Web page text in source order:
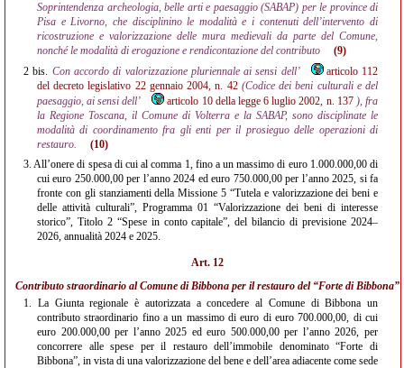
Soprintendenza archeologia, belle arti e paesaggio (SABAP) per le province di
Pisa e Livorno, che disciplinino le modalità e i contenuti dell’intervento di
ricostruzione e valorizzazione delle mura medievali da parte del Comune,
nonché le modalità di erogazione e rendicontazione del contributo
(9)
2 bis. Con accordo di valorizzazione pluriennale ai sensi dell’
articolo 112
del decreto legislativo 22 gennaio 2004, n. 42 (Codice dei beni culturali e del
paesaggio, ai sensi dell’
articolo 10 della legge 6 luglio 2002, n. 137 ), fra
la Regione Toscana, il Comune di Volterra e la SABAP, sono disciplinate le
modalità di coordinamento fra gli enti per il prosieguo delle operazioni di
restauro.
(10)
3. All’onere di spesa di cui al comma 1, fino a un massimo di euro 1.000.000,00 di
cui euro 250.000,00 per l’anno 2024 ed euro 750.000,00 per l’anno 2025, si fa
fronte con gli stanziamenti della Missione 5 “Tutela e valorizzazione dei beni e
delle attività culturali”, Programma 01 “Valorizzazione dei beni di interesse
storico”, Titolo 2 “Spese in conto capitale”, del bilancio di previsione 2024–
2026, annualità 2024 e 2025.
Art. 12
Contributo straordinario al Comune di Bibbona per il restauro del “Forte di Bibbona”
1. La Giunta regionale è autorizzata a concedere al Comune di Bibbona un
contributo straordinario fino a un massimo di euro di euro 700.000,00, di cui
euro 200.000,00 per l’anno 2025 ed euro 500.000,00 per l’anno 2026, per
concorrere alle spese per il restauro dell’immobile denominato “Forte di
Bibbona”, in vista di una valorizzazione del bene e dell’area adiacente come sede